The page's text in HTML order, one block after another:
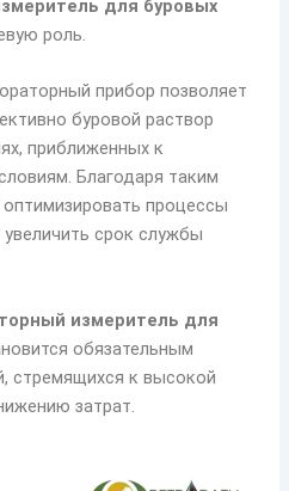
для буровых
роль.
прибор позволяет
буровой раствор
приближенных к
Благодаря таким
процессы
увеличить срок службы
измеритель для
обязательным
стремящихся к высокой
затрат.